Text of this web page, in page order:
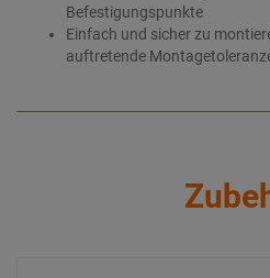
Befestigungspunkte
Einfach und sicher zu
auftretende